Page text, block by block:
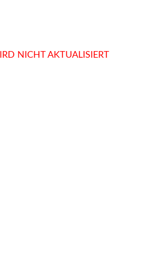
NICHT AKTUALISIERT